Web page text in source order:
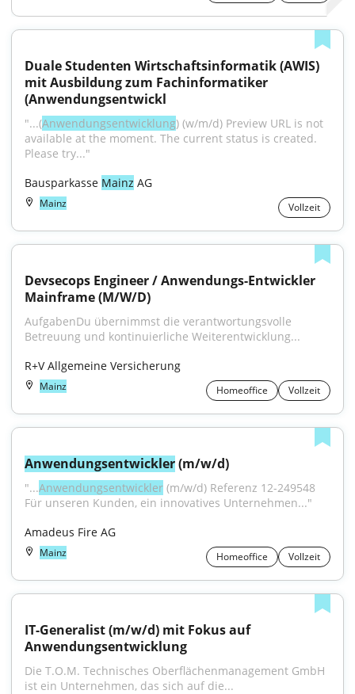
Duale Studenten Wirtschaftsinformatik (AWIS)
mit Ausbildung zum Fachinformatiker
(Anwendungsentwickl
"...(Anwendungsentwicklung) (w/m/d) Preview URL is not
available at the moment. The current status is created.
Please try..."
Bausparkasse Mainz AG
Mainz Vollzeit
Devsecops Engineer / Anwendungs-Entwickler
Mainframe (M/W/D)
AufgabenDu übernimmst die verantwortungsvolle
Betreuung und kontinuierliche Weiterentwicklung...
R+V Allgemeine Versicherung
Mainz Homeoffice Vollzeit
Anwendungsentwickler (m/w/d)
"...Anwendungsentwickler (m/w/d) Referenz 12-249548
Für unseren Kunden, ein innovatives Unternehmen..."
Amadeus Fire AG
Mainz Homeoffice Vollzeit
IT-Generalist (m/w/d) mit Fokus auf
Anwendungsentwicklung
Die T.O.M. Technisches Oberflächenmanagement GmbH
ist ein Unternehmen, das sich auf die...